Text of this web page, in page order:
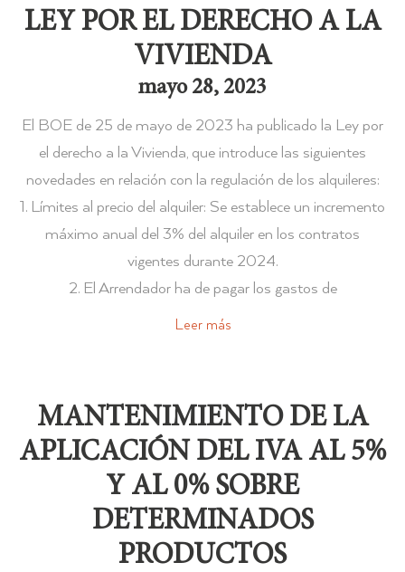
LEY POR EL DERECHO A LA
VIVIENDA
mayo 28, 2023
El BOE de 25 de mayo de 2023 ha publicado la Ley por
el derecho a la Vivienda, que introduce las siguientes
novedades en relación con la regulación de los alquileres:
1. Límites al precio del alquiler: Se establece un incremento
máximo anual del 3% del alquiler en los contratos
vigentes durante 2024.
2. El Arrendador ha de pagar los gastos de
Leer más
MANTENIMIENTO DE LA
APLICACIÓN DEL IVA AL 5%
Y AL 0% SOBRE
DETERMINADOS
PRODUCTOS